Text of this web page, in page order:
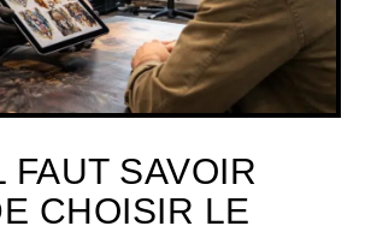
FAUT SAVOIR
CHOISIR LE